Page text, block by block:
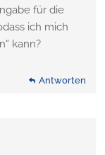
für die
ich mich
kann?
Antworten